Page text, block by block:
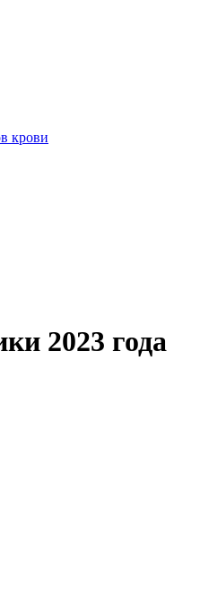
крови
2023 года